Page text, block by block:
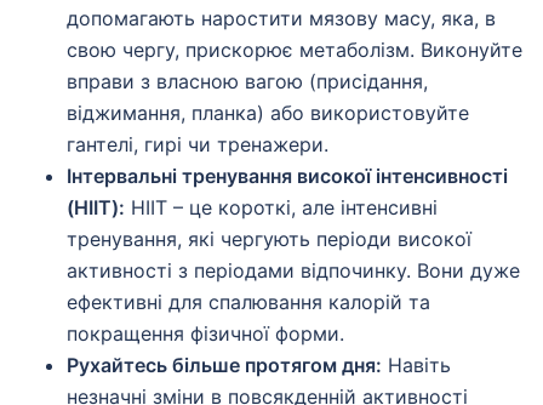
допомагають наростити мязову масу, яка, в
свою чергу, прискорює метаболізм. Виконуйте
вправи з власною вагою (присідання,
віджимання, планка) або використовуйте
гантелі, гирі чи тренажери.
Інтервальні тренування високої інтенсивності
(HIIT): HIIT – це короткі, але інтенсивні
тренування, які чергують періоди високої
активності з періодами відпочинку. Вони дуже
ефективні для спалювання калорій та
покращення фізичної форми.
Рухайтесь більше протягом дня: Навіть
незначні зміни в повсякденній активності